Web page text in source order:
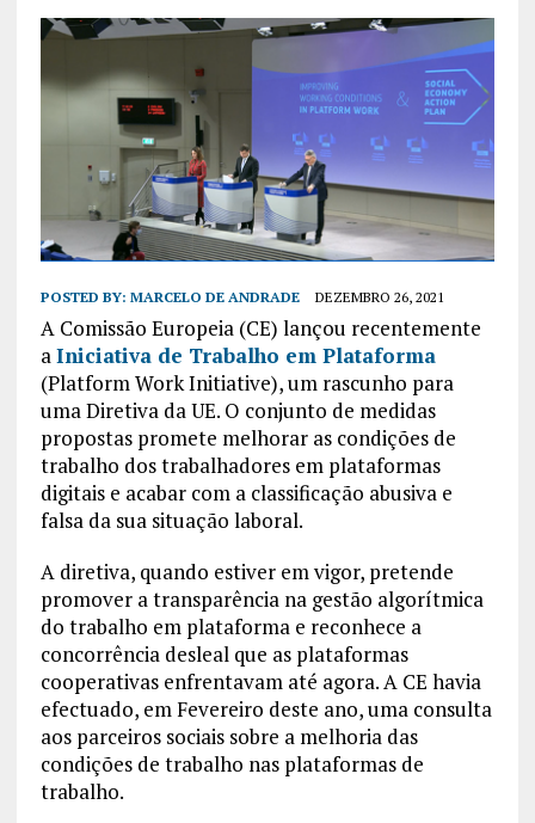
POSTED BY: MARCELO DE ANDRADE DEZEMBRO 26, 2021
A Comissão Europeia (CE) lançou recentemente
aIniciativa de Trabalho em Plataforma
(Platform Work Initiative), um rascunho para
uma Diretiva da UE. O conjunto de medidas
propostas promete melhorar as condições de
trabalho dos trabalhadores em plataformas
digitais e acabar com a classificação abusiva e
falsa da sua situação laboral.
A diretiva, quando estiver em vigor, pretende
promover a transparência na gestão algorítmica
do trabalho em plataforma e reconhece a
concorrência desleal que as plataformas
cooperativas enfrentavam até agora. A CE havia
efectuado, em Fevereiro deste ano, uma consulta
aos parceiros sociais sobre a melhoria das
condições de trabalho nas plataformas de
trabalho.